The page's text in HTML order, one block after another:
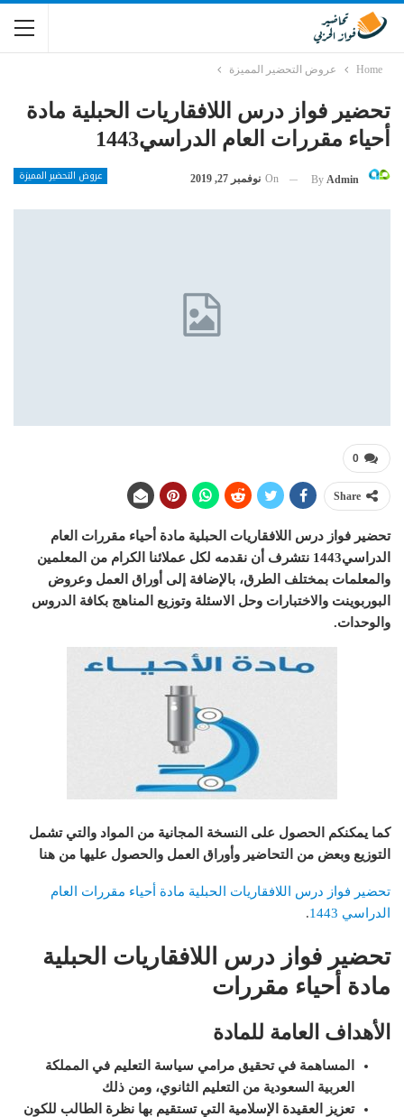
Home عروض التحضير المميزة
تحضير فواز درس اللافقاريات الحبلية مادة
أحياء مقررات العام الدراسي1443
عروض التحضير المميزة By Admin
On نوفمبر 27, 2019
0
Share
تحضير فواز درس اللافقاريات الحبلية مادة أحياء مقررات العام
الدراسي1443 نتشرف أن نقدمه لكل عملائنا الكرام من المعلمين
والمعلمات بمختلف الطرق، بالإضافة إلى أوراق العمل وعروض
البوربوينت والاختبارات وحل الاسئلة وتوزيع المناهج بكافة الدروس
والوحدات.
كما يمكنكم الحصول على النسخة المجانية من المواد والتي تشمل
التوزيع وبعض من التحاضير وأوراق العمل والحصول عليها من هنا
تحضير فواز درس اللافقاريات الحبلية مادة أحياء مقررات العام
الدراسي 1443
.
تحضير فواز درس اللافقاريات الحبلية
مادة أحياء مقررات
الأهداف العامة للمادة
المساهمة في تحقيق مرامي سياسة التعليم في المملكة
العربية السعودية من التعليم الثانوي، ومن ذلك
تعزيز العقيدة الإسلامية التي تستقيم بها نظرة الطالب للكون